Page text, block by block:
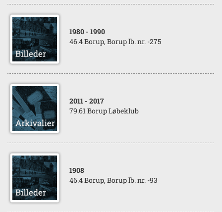
1980 - 1990
46.4 Borup, Borup lb. nr. -275
2011 - 2017
79.61 Borup Løbeklub
1908
46.4 Borup, Borup lb. nr. -93